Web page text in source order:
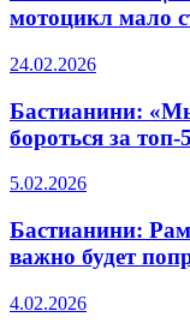
мотоцикл мало
24.02.2026
Бастианини:
бороться за
5.02.2026
Бастианини:
важно будет
4.02.2026